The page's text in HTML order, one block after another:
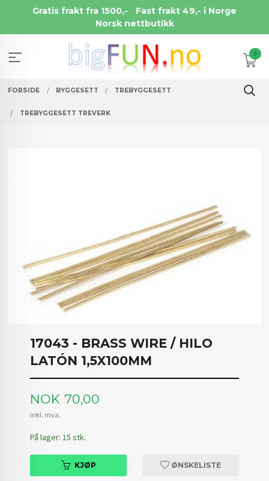
Gratis frakt fra 1500,-
Fast frakt 49,- i Norge
Norsk nettbutikk
0
FORSIDE BYGGESETT TREBYGGESETT
TREBYGGESETT TREVERK
17043 - BRASS WIRE / HILO
LATÓN 1,5X100MM
Pris
NOK 70,00
inkl. mva.
På lager: 15 stk.
KJØP ØNSKELISTE